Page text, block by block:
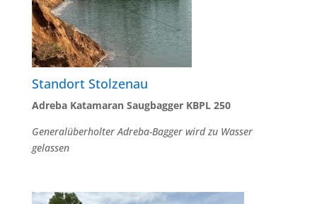
Standort Stolzenau
Adreba Katamaran Saugbagger KBPL 250
Generalüberholter Adreba-Bagger wird zu Wasser
gelassen